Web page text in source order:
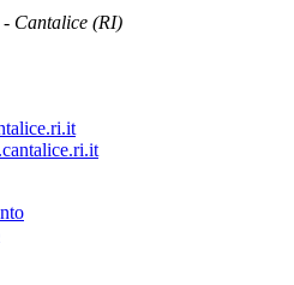
- Cantalice (RI)